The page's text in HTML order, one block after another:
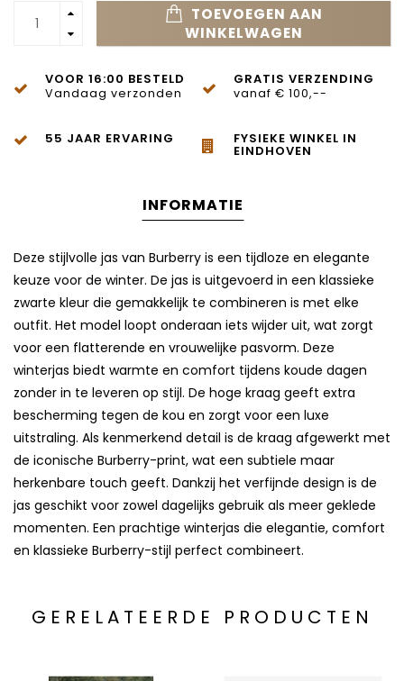
TOEVOEGEN AAN
WINKELWAGEN
VOOR 16:00 BESTELD
Vandaag verzonden
GRATIS VERZENDING
vanaf € 100,--
55 JAAR ERVARING FYSIEKE WINKEL IN
EINDHOVEN
INFORMATIE
Deze stijlvolle jas van Burberry is een tijdloze en elegante
keuze voor de winter. De jas is uitgevoerd in een klassieke
zwarte kleur die gemakkelijk te combineren is met elke
outfit. Het model loopt onderaan iets wijder uit, wat zorgt
voor een flatterende en vrouwelijke pasvorm. Deze
winterjas biedt warmte en comfort tijdens koude dagen
zonder in te leveren op stijl. De hoge kraag geeft extra
bescherming tegen de kou en zorgt voor een luxe
uitstraling. Als kenmerkend detail is de kraag afgewerkt met
de iconische Burberry-print, wat een subtiele maar
herkenbare touch geeft. Dankzij het verfijnde design is de
jas geschikt voor zowel dagelijks gebruik als meer geklede
momenten. Een prachtige winterjas die elegantie, comfort
en klassieke Burberry-stijl perfect combineert.
GERELATEERDE PRODUCTEN